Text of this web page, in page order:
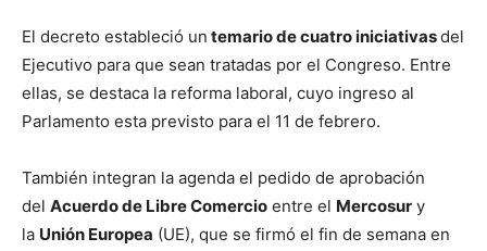
El decreto estableció un temario de cuatro iniciativasdel
Ejecutivo para que sean tratadas por el Congreso. Entre
ellas, se destaca la reforma laboral, cuyo ingreso al
Parlamento esta previsto para el 11 de febrero.
También integran la agenda el pedido de aprobación
del Acuerdo de Libre Comercio entre el Mercosur y
la Unión Europea (UE), que se firmó el fin de semana en